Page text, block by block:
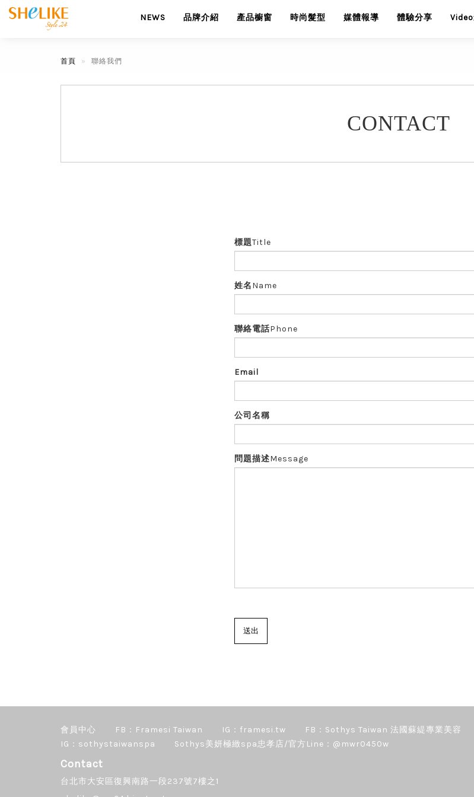
NEWS 品牌介紹 產品櫥窗 時尚髮型 媒體報導 體驗分享
首頁 聯絡我們
CONTACT
標題Title
姓名Name
聯絡電話Phone
Email
公司名稱
問題描述Message
會員中心 FB：Framesi Taiwan IG：framesi.tw FB：Sothys Taiwan 法國蘇緹專業美容
IG：sothystaiwanspa
Sothys美妍極緻spa忠孝店/官方Line：@mwr0450w
Contact
台北市大安區復興南路一段237號7樓之1